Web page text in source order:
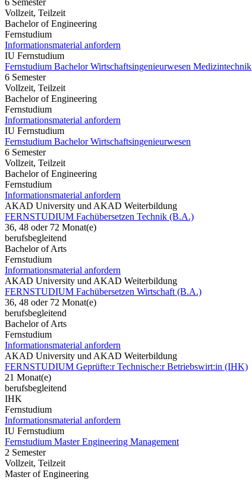
Vollzeit, Teilzeit
Bachelor of Engineering
Fernstudium
Informationsmaterial anfordern
IU Fernstudium
Fernstudium Bachelor Wirtschaftsingenieurwesen Medizintechnik
6 Semester
Vollzeit, Teilzeit
Bachelor of Engineering
Fernstudium
Informationsmaterial anfordern
IU Fernstudium
Fernstudium Bachelor Wirtschaftsingenieurwesen
6 Semester
Vollzeit, Teilzeit
Bachelor of Engineering
Fernstudium
Informationsmaterial anfordern
AKAD University und AKAD Weiterbildung
FERNSTUDIUM Fachübersetzen Technik (B.A.)
36, 48 oder 72 Monat(e)
berufsbegleitend
Bachelor of Arts
Fernstudium
Informationsmaterial anfordern
AKAD University und AKAD Weiterbildung
FERNSTUDIUM Fachübersetzen Wirtschaft (B.A.)
36, 48 oder 72 Monat(e)
berufsbegleitend
Bachelor of Arts
Fernstudium
Informationsmaterial anfordern
AKAD University und AKAD Weiterbildung
FERNSTUDIUM Geprüfte:r Technische:r Betriebswirt:in (IHK)
21 Monat(e)
berufsbegleitend
IHK
Fernstudium
Informationsmaterial anfordern
IU Fernstudium
Fernstudium Master Engineering Management
2 Semester
Vollzeit, Teilzeit
Master of Engineering